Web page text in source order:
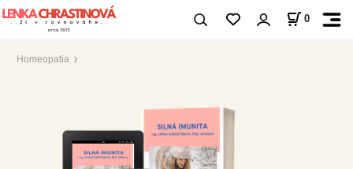
0
Homeopatia